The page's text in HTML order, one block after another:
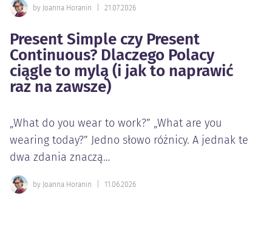
by Joanna Horanin 21.07.2026
Present Simple czy Present
Continuous? Dlaczego Polacy
ciągle to mylą (i jak to naprawić
raz na zawsze)
„What do you wear to work?” „What are you
wearing today?” Jedno słowo różnicy. A jednak te
dwa zdania znaczą…
by Joanna Horanin 11.06.2026